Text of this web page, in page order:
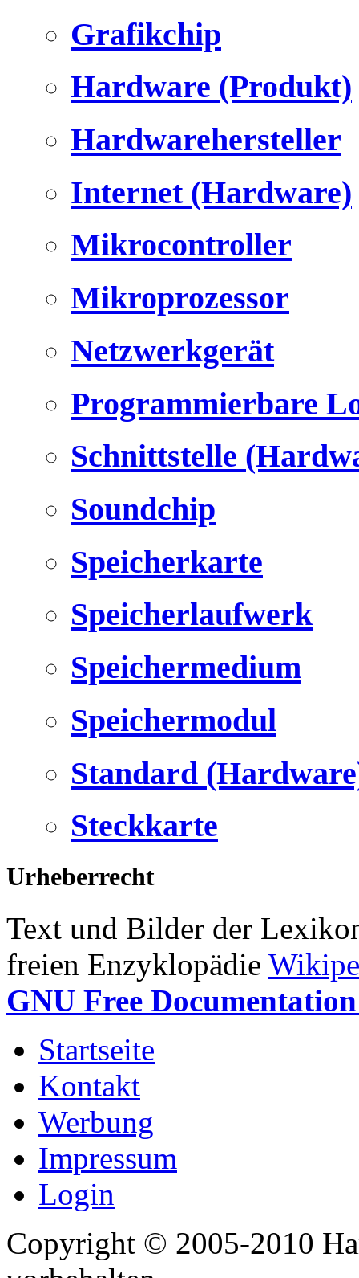
Grafikchip
Hardware (Produkt)
Hardwarehersteller
Internet (Hardware)
Mikrocontroller
Mikroprozessor
Netzwerkgerät
Programmierbare
Schnittstelle
Soundchip
Speicherkarte
Speicherlaufwerk
Speichermedium
Speichermodul
Standard
Steckkarte
Urheberrecht
Text und Bilder der
freien Enzyklopädie
GNU Free
Startseite
Kontakt
Werbung
Impressum
Login
Copyright © 2005-2010